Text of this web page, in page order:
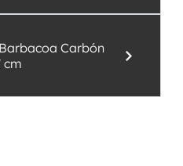
Carbón
cm